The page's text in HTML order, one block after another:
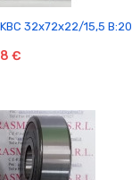
32x72x22/15,5 B:20
€